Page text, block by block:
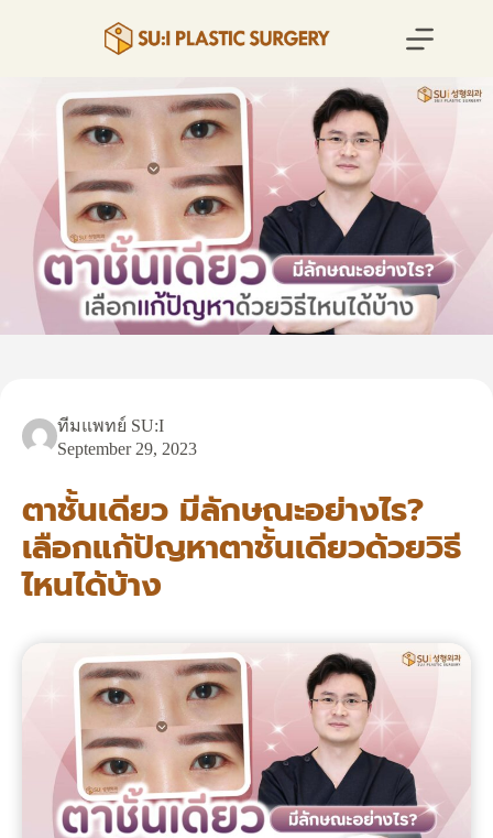
ทีมแพทย์ SU:I
September 29, 2023
ตาชั้นเดียว มีลักษณะอย่างไร?
เลือกแก้ปัญหาตาชั้นเดียวด้วยวิธี
ไหนได้บ้าง